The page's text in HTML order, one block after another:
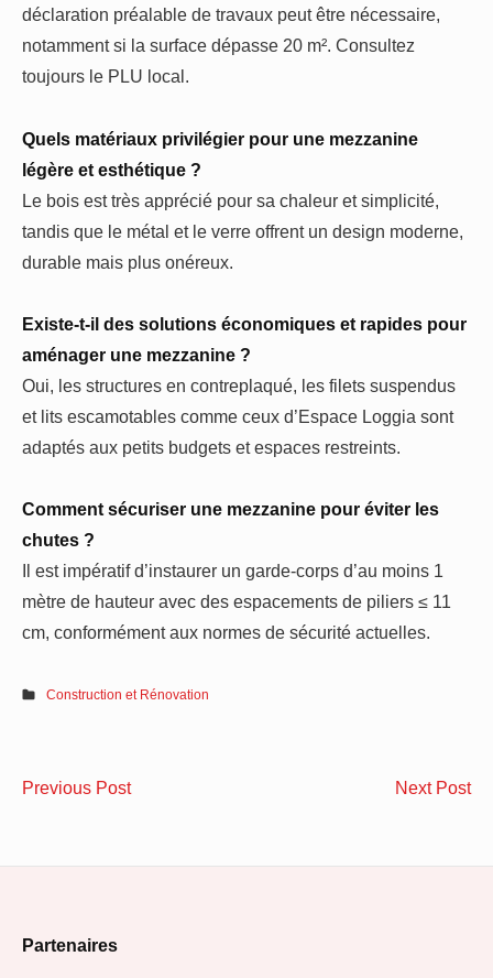
déclaration préalable de travaux peut être nécessaire,
notamment si la surface dépasse 20 m². Consultez
toujours le PLU local.
Quels matériaux privilégier pour une mezzanine
légère et esthétique ?
Le bois est très apprécié pour sa chaleur et simplicité,
tandis que le métal et le verre offrent un design moderne,
durable mais plus onéreux.
Existe-t-il des solutions économiques et rapides pour
aménager une mezzanine ?
Oui, les structures en contreplaqué, les filets suspendus
et lits escamotables comme ceux d’Espace Loggia sont
adaptés aux petits budgets et espaces restreints.
Comment sécuriser une mezzanine pour éviter les
chutes ?
Il est impératif d’instaurer un garde-corps d’au moins 1
mètre de hauteur avec des espacements de piliers ≤ 11
cm, conformément aux normes de sécurité actuelles.
Construction et Rénovation
Navigation
Previous Postétanchéifier
Next Post
Partenaires